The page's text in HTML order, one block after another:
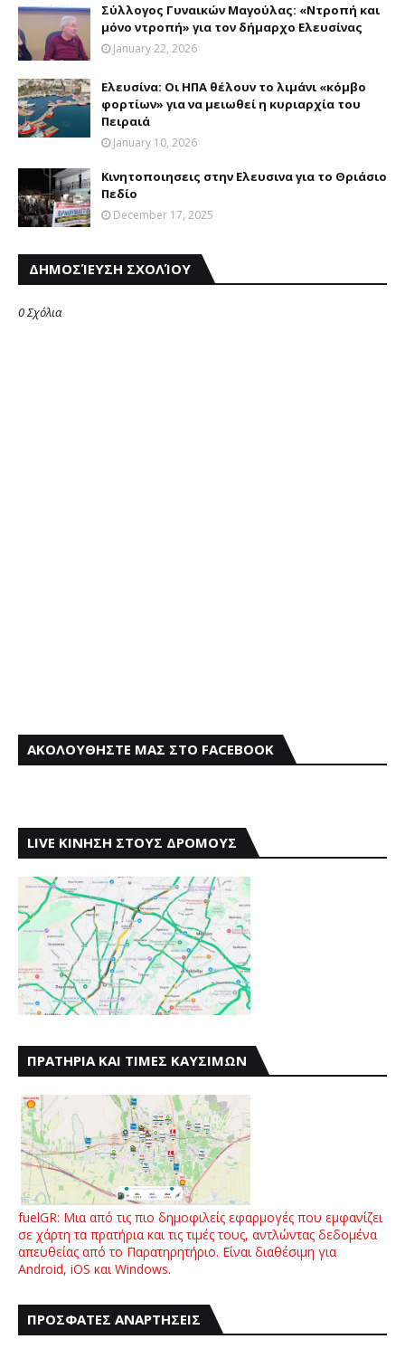
Σύλλογος Γυναικών Mαγούλας: «Nτροπή και
μόνο ντροπή» για τον δήμαρχο Eλευσίνας
January 22, 2026
Ελευσίνα: Oι HΠA θέλουν το λιμάνι «κόμβο
φορτίων» για να μειωθεί η κυριαρχία του
Πειραιά
January 10, 2026
Kινητοποιησεις στην Eλευσινα για το Θριάσιο
Πεδίο
December 17, 2025
ΔΗΜΟΣΊΕΥΣΗ ΣΧΟΛΊΟΥ
0 Σχόλια
ΑΚΟΛΟΥΘΗΣΤΕ ΜΑΣ ΣΤΟ FACEBOOK
LIVE ΚΙΝΗΣΗ ΣΤΟΥΣ ΔΡΟΜΟΥΣ
ΠΡΑΤΗΡΙΑ ΚΑΙ ΤΙΜΕΣ ΚΑΥΣΙΜΩΝ
fuelGR: Μια από τις πιο δημοφιλείς εφαρμογές που εμφανίζει
σε χάρτη τα πρατήρια και τις τιμές τους, αντλώντας δεδομένα
απευθείας από το Παρατηρητήριο. Είναι διαθέσιμη για
Android, iOS και Windows.
ΠΡΟΣΦΑΤΕΣ ΑΝΑΡΤΗΣΕΙΣ